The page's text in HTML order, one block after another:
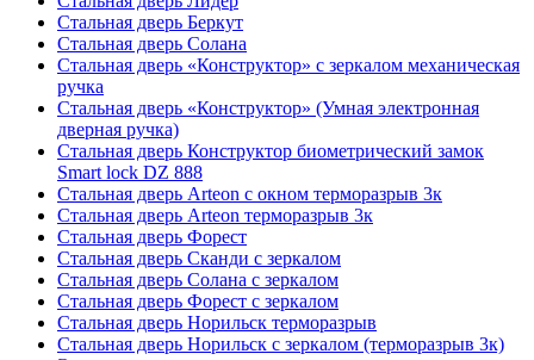
Стальная дверь Беркут
Стальная дверь Солана
Стальная дверь «Конструктор» с зеркалом механическая
ручка
Стальная дверь «Конструктор» (Умная электронная
дверная ручка)
Стальная дверь Конструктор биометрический замок
Smart lock DZ 888
Стальная дверь Arteon с окном терморазрыв 3к
Стальная дверь Arteon терморазрыв 3к
Стальная дверь Форест
Стальная дверь Сканди с зеркалом
Стальная дверь Солана с зеркалом
Стальная дверь Форест с зеркалом
Стальная дверь Норильск терморазрыв
Стальная дверь Норильск с зеркалом (терморазрыв 3к)